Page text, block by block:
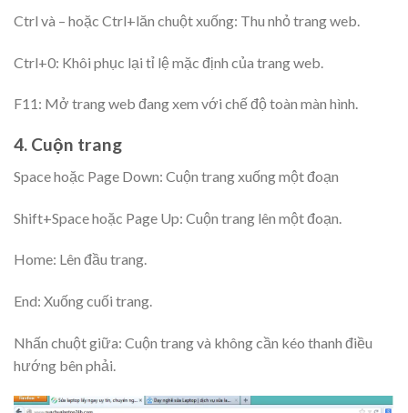
Ctrl và – hoặc Ctrl+lăn chuột xuống: Thu nhỏ trang web.
Ctrl+0: Khôi phục lại tỉ lệ mặc định của trang web.
F11: Mở trang web đang xem với chế độ toàn màn hình.
4. Cuộn trang
Space hoặc Page Down: Cuộn trang xuống một đoạn
Shift+Space hoặc Page Up: Cuộn trang lên một đoạn.
Home: Lên đầu trang.
End: Xuống cuối trang.
Nhấn chuột giữa: Cuộn trang và không cần kéo thanh điều
hướng bên phải.